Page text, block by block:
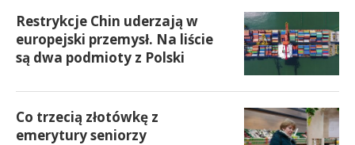
Restrykcje Chin uderzają w
europejski przemysł. Na liście
są dwa podmioty z Polski
Co trzecią złotówkę z
emerytury seniorzy